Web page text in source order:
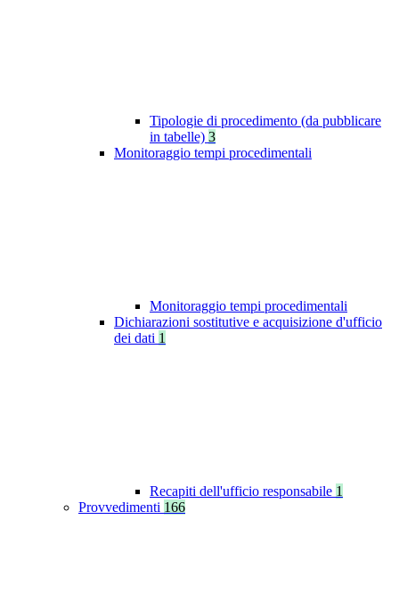
Tipologie di procedimento (da pubblicare
in tabelle) 3
Monitoraggio tempi procedimentali
Monitoraggio tempi procedimentali
Dichiarazioni sostitutive e acquisizione d'ufficio
dei dati 1
Recapiti dell'ufficio responsabile 1
Provvedimenti 166